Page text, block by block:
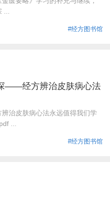
#经方图书馆
——经方辨治皮肤病心法
治皮肤病心法永远值得我们学
...
#经方图书馆